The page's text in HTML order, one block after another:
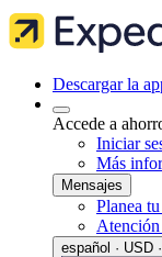
Descargar la
Accede a
Iniciar
Más
Mensajes
Planea
español · USD